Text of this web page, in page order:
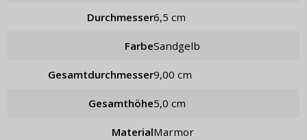
Durchmesser 6,5 cm
Farbe Sandgelb
Gesamtdurchmesser 9,00 cm
Gesamthöhe 5,0 cm
Material Marmor